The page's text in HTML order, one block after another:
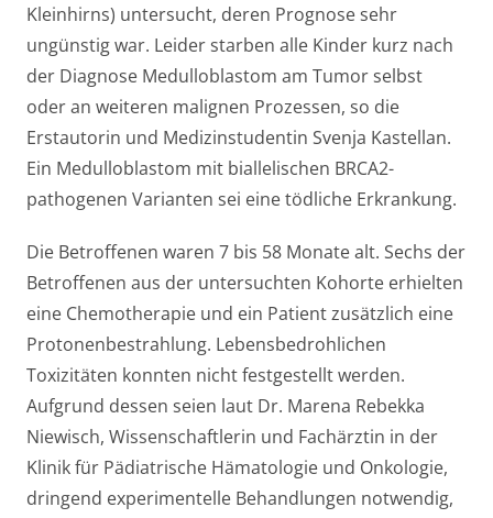
Kleinhirns) untersucht, deren Prognose sehr
ungünstig war. Leider starben alle Kinder kurz nach
der Diagnose Medulloblastom am Tumor selbst
oder an weiteren malignen Prozessen, so die
Erstautorin und Medizinstudentin Svenja Kastellan.
Ein Medulloblastom mit biallelischen BRCA2-
pathogenen Varianten sei eine tödliche Erkrankung.
Die Betroffenen waren 7 bis 58 Monate alt. Sechs der
Betroffenen aus der untersuchten Kohorte erhielten
eine Chemotherapie und ein Patient zusätzlich eine
Protonenbestrahlung. Lebensbedrohlichen
Toxizitäten konnten nicht festgestellt werden.
Aufgrund dessen seien laut Dr. Marena Rebekka
Niewisch, Wissenschaftlerin und Fachärztin in der
Klinik für Pädiatrische Hämatologie und Onkologie,
dringend experimentelle Behandlungen notwendig,